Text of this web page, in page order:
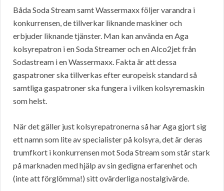
Båda Soda Stream samt Wassermaxx följer varandra i
konkurrensen, de tillverkar liknande maskiner och
erbjuder liknande tjänster. Man kan använda en Aga
kolsyrepatron i en Soda Streamer och en Alco2jet från
Sodastream i en Wassermaxx. Fakta är att dessa
gaspatroner ska tillverkas efter europeisk standard så
samtliga gaspatroner ska fungera i vilken kolsyremaskin
som helst.
När det gäller just kolsyrepatronerna så har Aga gjort sig
ett namn som lite av specialister på kolsyra, det är deras
trumfkort i konkurrensen mot Soda Stream som står stark
på marknaden med hjälp av sin gedigna erfarenhet och
(inte att förglömma!) sitt ovärderliga nostalgivärde.